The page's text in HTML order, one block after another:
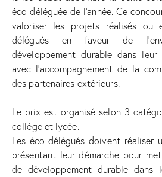
éco-déléguée de l’année. Ce
valoriser les projets réalisés ou
délégués en faveur de
développement durable dans
avec l’accompagnement de la
des partenaires extérieurs.
Le prix est organisé selon 3
collège et lycée.
Les éco-délégués doivent réaliser
présentant leur démarche pour
de développement durable dans